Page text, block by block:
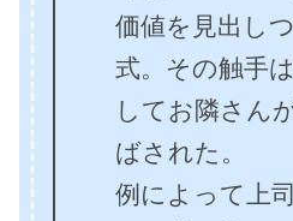
価値を見出し
式。その触手
してお隣さん
ばされた。
例によって上